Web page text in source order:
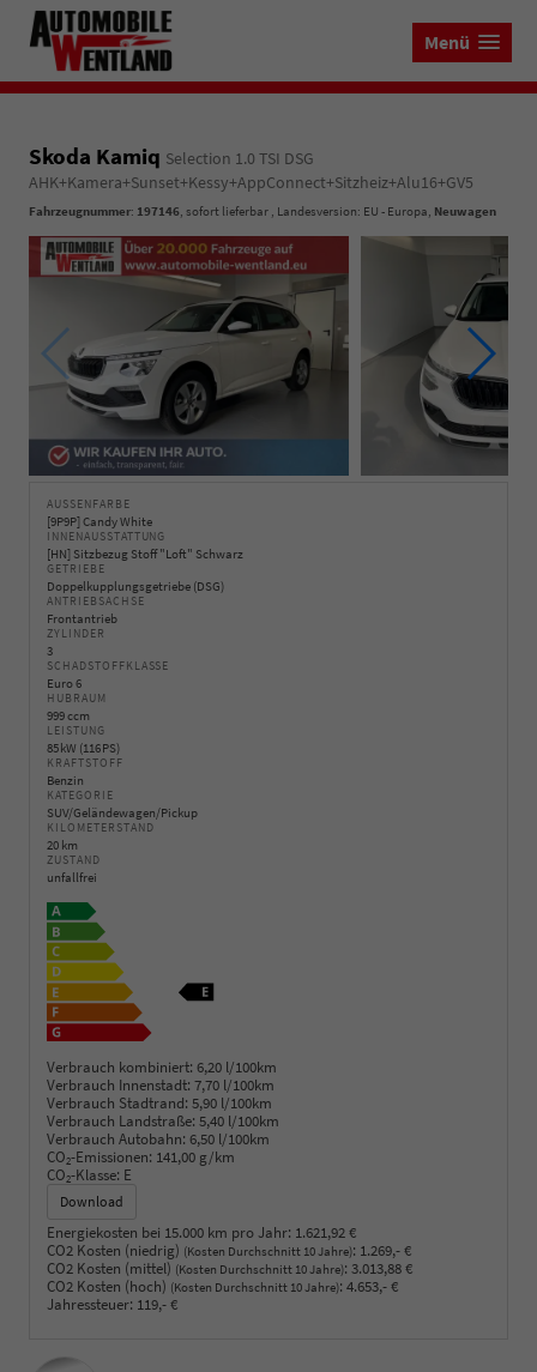
Menü
Skoda Kamiq Selection 1.0 TSI DSG
AHK+Kamera+Sunset+Kessy+AppConnect+Sitzheiz+Alu16+GV5
Fahrzeugnummer: 197146, sofort lieferbar , Landesversion: EU - Europa, Neuwagen
AUSSENFARBE
[9P9P] Candy White
INNENAUSSTATTUNG
[HN] Sitzbezug Stoff "Loft" Schwarz
GETRIEBE
Doppelkupplungsgetriebe (DSG)
ANTRIEBSACHSE
Frontantrieb
ZYLINDER
3
SCHADSTOFFKLASSE
Euro 6
HUBRAUM
999 ccm
LEISTUNG
85 kW (116 PS)
KRAFTSTOFF
Benzin
KATEGORIE
SUV/Geländewagen/Pickup
KILOMETERSTAND
20 km
ZUSTAND
unfallfrei
Verbrauch kombiniert: 6,20 l/100km
Verbrauch Innenstadt: 7,70 l/100km
Verbrauch Stadtrand: 5,90 l/100km
Verbrauch Landstraße: 5,40 l/100km
Verbrauch Autobahn: 6,50 l/100km
CO2-Emissionen: 141,00 g/km
CO2-Klasse: E
Download
Energiekosten bei 15.000 km pro Jahr: 1.621,92 €
CO2 Kosten (niedrig) (Kosten Durchschnitt 10 Jahre): 1.269,- €
CO2 Kosten (mittel) (Kosten Durchschnitt 10 Jahre): 3.013,88 €
CO2 Kosten (hoch) (Kosten Durchschnitt 10 Jahre): 4.653,- €
Jahressteuer: 119,- €